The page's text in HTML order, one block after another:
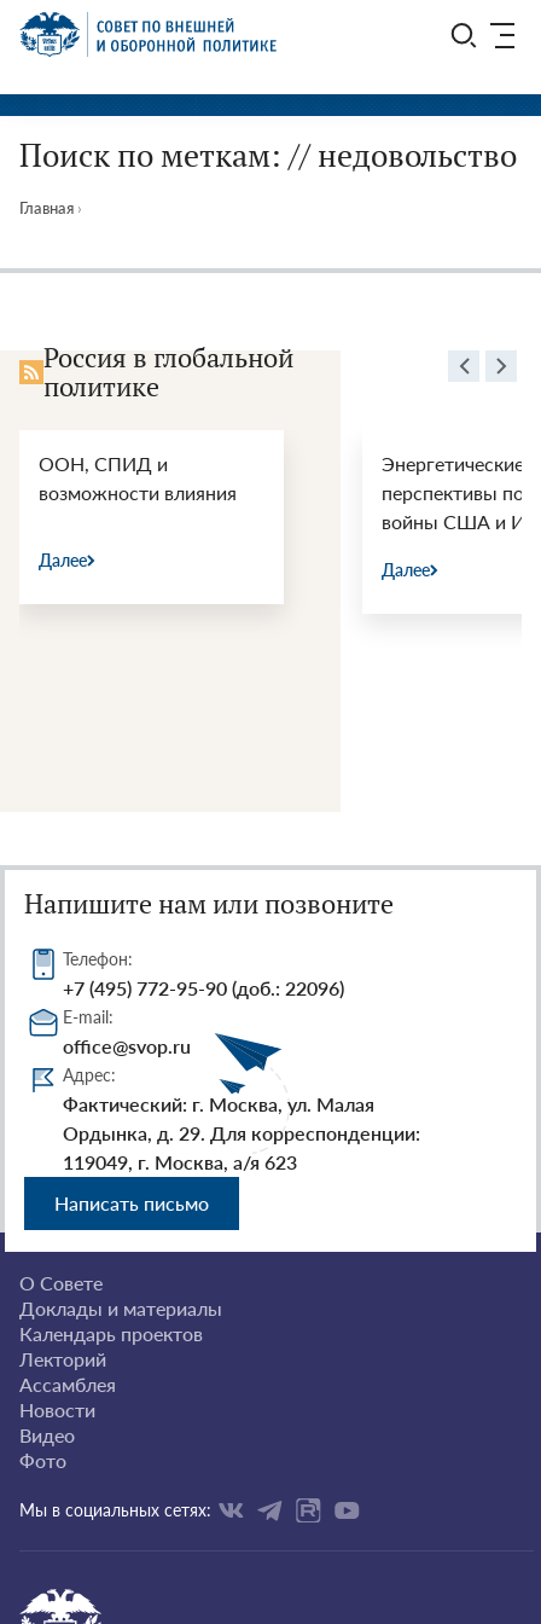
Перейти
СВОП
Поиск по меткам: // недовольство
Главная ›
Россия в глобальной
политике
ООН, СПИД и
возможности влияния
Далее
Энергетические
перспективы
войны США и
Далее
Напишите нам или позвоните
Телефон:
+7 (495) 772-95-90 (доб.: 22096)
E-mail:
office@svop.ru
Адрес:
Фактический: г. Москва, ул. Малая
Ордынка, д. 29. Для корреспонденции:
119049, г. Москва, а/я 623
Написать письмо
О Совете
Доклады и материалы
Календарь проектов
Лекторий
Ассамблея
Новости
Видео
Фото
Мы в социальных сетях: